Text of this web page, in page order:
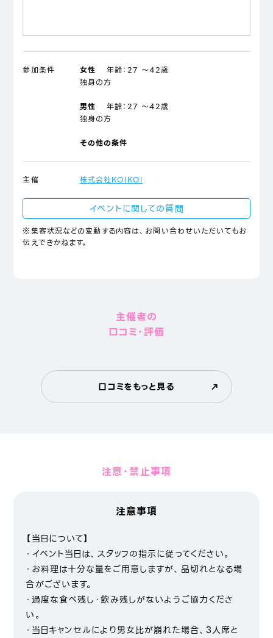
参加条件 女性 年齢： 27 ～42歳
独身の方
男性 年齢： 27 ～42歳
独身の方
その他の条件
主催 株式会社KOIKOI
イベントに関しての質問
※集客状況などの変動する内容は、お問い合わせいただいてもお
伝えできかねます。
主催者の
口コミ・評価
口コミをもっと見る
注意・禁止事項
注意事項
【当日について】
・イベント当日は、スタッフの指示に従ってください。
・お料理は十分な量をご用意しますが、品切れとなる場
合がございます。
・過度な食べ残し・飲み残しがないようご協力くださ
い。
・当日キャンセルにより男女比が崩れた場合、3人席と